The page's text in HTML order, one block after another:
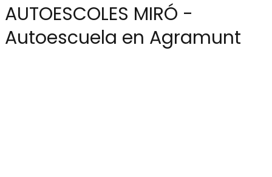
AUTOESCOLES MIRÓ -
Autoescuela en Agramunt